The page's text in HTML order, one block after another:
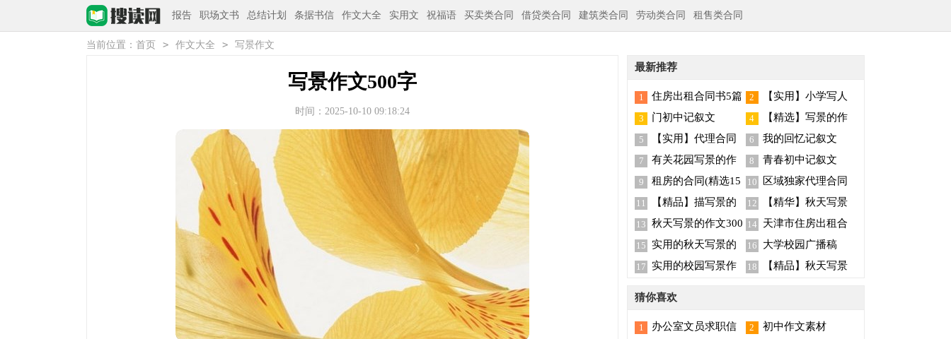
报告 职场文书 总结计划 条据书信 作文大全 实用文 祝福语 买卖类合同 借贷类合同 建筑类合同 劳动类合同 租售类合同
当前位置： 首页 > 作文大全 > 写景作文
写景作文500字
时间：2025-10-10 09:18:24
最新推荐
1 住房出租合同书5篇 2
【实用】小学写人
作文集合9篇
3 门初中记叙文 4
【精选】写景的作
文600字集合6篇
5
【实用】代理合同
范文汇总9篇
6 我的回忆记叙文
7
有关花园写景的作
文300字六篇
8 青春初中记叙文
9
租房的合同(精选15
篇)
10 区域独家代理合同
11
【精品】描写景的
作文汇总六篇
12
【精华】秋天写景
的作文合集9篇
13 秋天写景的作文300
字合集五篇
14
天津市住房出租合
同
15 实用的秋天写景的
作文300字八篇
16 大学校园广播稿
17 实用的校园写景作
18
【精品】秋天写景
猜你喜欢
1
办公室文员求职信
2 初中作文素材